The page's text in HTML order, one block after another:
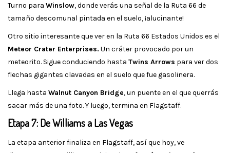
Turno para Winslow, donde verás una señal de la Ruta 66 de
tamaño descomunal pintada en el suelo, ¡alucinante!
Otro sitio interesante que ver en la Ruta 66 Estados Unidos es el
Meteor Crater Enterprises. Un cráter provocado por un
meteorito. Sigue conduciendo hasta Twins Arrows para ver dos
flechas gigantes clavadas en el suelo que fue gasolinera.
Llega hasta Walnut Canyon Bridge, un puente en el que querrás
sacar más de una foto. Y luego, termina en Flagstaff.
Etapa 7: De Williams a Las Vegas
La etapa anterior finaliza en Flagstaff, así que hoy, ve